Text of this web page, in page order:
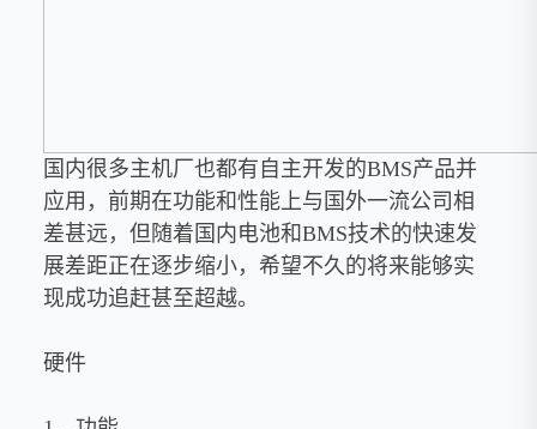
国内很多主机厂也都有自主开发的BMS产品并
应用，前期在功能和性能上与国外一流公司相
差甚远，但随着国内电池和BMS技术的快速发
展差距正在逐步缩小，希望不久的将来能够实
现成功追赶甚至超越。
硬件